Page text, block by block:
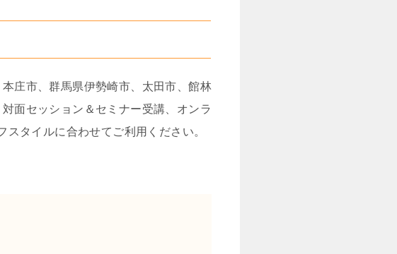
庄市、群馬県伊勢崎市、太田市、館林
面セッション＆セミナー受講、オンラ
タイルに合わせてご利用ください。